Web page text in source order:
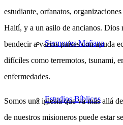
Sermones Mañana
Estudios Bíblicos
estudiante, orfanatos,
Haití, y a un asilo de ancianos. Dios
bendecir a varios países con ayuda
difíciles como terremotos, tsunami,
enfermedades.
Somos una iglesia que va más allá
de nuestros misioneros puede estar